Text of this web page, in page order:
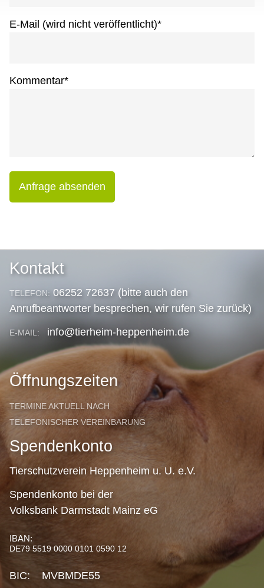
E-Mail (wird nicht veröffentlicht)*
Kommentar*
Anfrage absenden
Kontakt
TELEFON: 06252 72637 (bitte auch den
Anrufbeantworter besprechen, wir rufen Sie zurück)
E-MAIL: info@tierheim-heppenheim.de
Öffnungszeiten
TERMINE AKTUELL NACH
TELEFONISCHER VEREINBARUNG
Spendenkonto
Tierschutzverein Heppenheim u. U. e.V.
Spendenkonto bei der
Volksbank Darmstadt Mainz eG
IBAN:
DE79 5519 0000 0101 0590 12
BIC: MVBMDE55